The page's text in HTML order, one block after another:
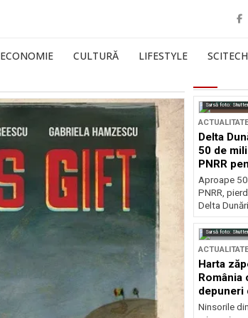
ECONOMIE CULTURĂ LIFESTYLE SCITECH
Sursă foto:
Delta
50 de
PNRR
esențiale
Aproape
PNRR,
Delta
Sursă foto:
Harta
România
depuneri
Ninsorile